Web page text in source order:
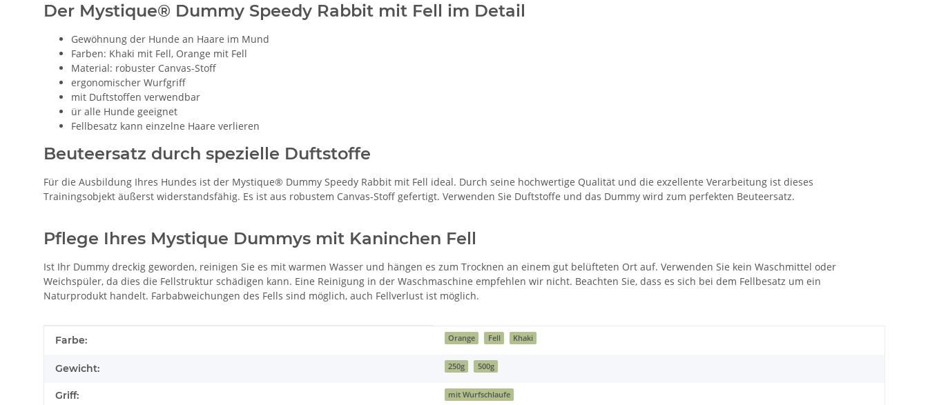
Der Mystique® Dummy Speedy Rabbit mit Fell im Detail
Gewöhnung der Hunde an Haare im Mund
Farben: Khaki mit Fell, Orange mit Fell
Material: robuster Canvas-Stoff
ergonomischer Wurfgriff
mit Duftstoffen verwendbar
ür alle Hunde geeignet
Fellbesatz kann einzelne Haare verlieren
Beuteersatz durch spezielle Duftstoffe
Für die Ausbildung Ihres Hundes ist der Mystique® Dummy Speedy Rabbit mit Fell ideal. Durch seine hochwertige Qualität und die exzellente Verarbeitung ist dieses
Trainingsobjekt äußerst widerstandsfähig. Es ist aus robustem Canvas-Stoff gefertigt. Verwenden Sie Duftstoffe und das Dummy wird zum perfekten Beuteersatz.
Pflege Ihres Mystique Dummys mit Kaninchen Fell
Ist Ihr Dummy dreckig geworden, reinigen Sie es mit warmen Wasser und hängen es zum Trocknen an einem gut belüfteten Ort auf. Verwenden Sie kein Waschmittel oder
Weichspüler, da dies die Fellstruktur schädigen kann. Eine Reinigung in der Waschmaschine empfehlen wir nicht. Beachten Sie, dass es sich bei dem Fellbesatz um ein
Naturprodukt handelt. Farbabweichungen des Fells sind möglich, auch Fellverlust ist möglich.
Produkteigenschaft
Wert
Farbe: Orange Fell Khaki
Gewicht: 250g 500g
Griff: mit Wurfschlaufe